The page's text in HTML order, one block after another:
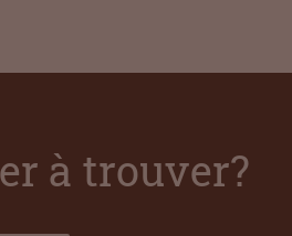
à trouver?